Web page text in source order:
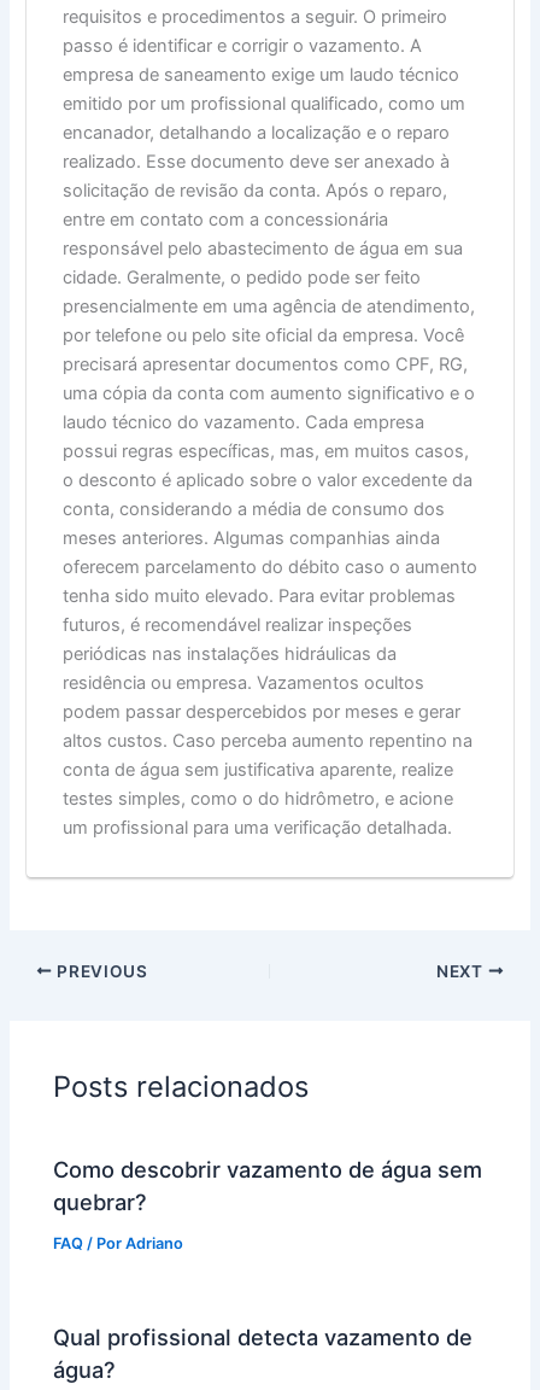
requisitos e procedimentos a seguir. O primeiro
passo é identificar e corrigir o vazamento. A
empresa de saneamento exige um laudo técnico
emitido por um profissional qualificado, como um
encanador, detalhando a localização e o reparo
realizado. Esse documento deve ser anexado à
solicitação de revisão da conta. Após o reparo,
entre em contato com a concessionária
responsável pelo abastecimento de água em sua
cidade. Geralmente, o pedido pode ser feito
presencialmente em uma agência de atendimento,
por telefone ou pelo site oficial da empresa. Você
precisará apresentar documentos como CPF, RG,
uma cópia da conta com aumento significativo e o
laudo técnico do vazamento. Cada empresa
possui regras específicas, mas, em muitos casos,
o desconto é aplicado sobre o valor excedente da
conta, considerando a média de consumo dos
meses anteriores. Algumas companhias ainda
oferecem parcelamento do débito caso o aumento
tenha sido muito elevado. Para evitar problemas
futuros, é recomendável realizar inspeções
periódicas nas instalações hidráulicas da
residência ou empresa. Vazamentos ocultos
podem passar despercebidos por meses e gerar
altos custos. Caso perceba aumento repentino na
conta de água sem justificativa aparente, realize
testes simples, como o do hidrômetro, e acione
um profissional para uma verificação detalhada.
PREVIOUS NEXT
Posts relacionados
Como descobrir vazamento de água sem
quebrar?
FAQ / PorAdriano
Qual profissional detecta vazamento de
água?